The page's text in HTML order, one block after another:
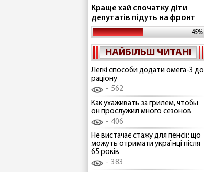
Краще хай спочатку діти
депутатів підуть на фронт
45%
НАЙБІЛЬШ ЧИТАНІ
Легкі способи додати омега-3 до
раціону
562
Как ухаживать за грилем, чтобы
он прослужил много сезонов
406
Не вистачає стажу для пенсії: що
можуть отримати українці після
65 років
383